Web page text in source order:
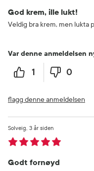
God krem, ille lukt!
Veldig bra krem, men lukta
Var denne anmeldelsen
1 0
flagg denne anmeldelsen
Godt fornøyd
3 år siden
Solveig